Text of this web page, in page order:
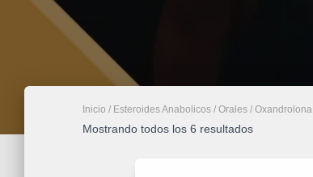
Inicio / Esteroides Anabolicos / Orales / Oxandrolona
Mostrando todos los 6 resultados